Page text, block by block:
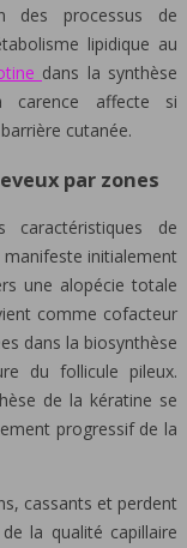
des processus de
lipidique au
dans la synthèse
carence affecte si
cutanée.
par zones
caractéristiques de
manifeste initialement
une alopécie totale
comme cofacteur
dans la biosynthèse
du follicule pileux.
de la kératine se
progressif de la
cassants et perdent
la qualité capillaire